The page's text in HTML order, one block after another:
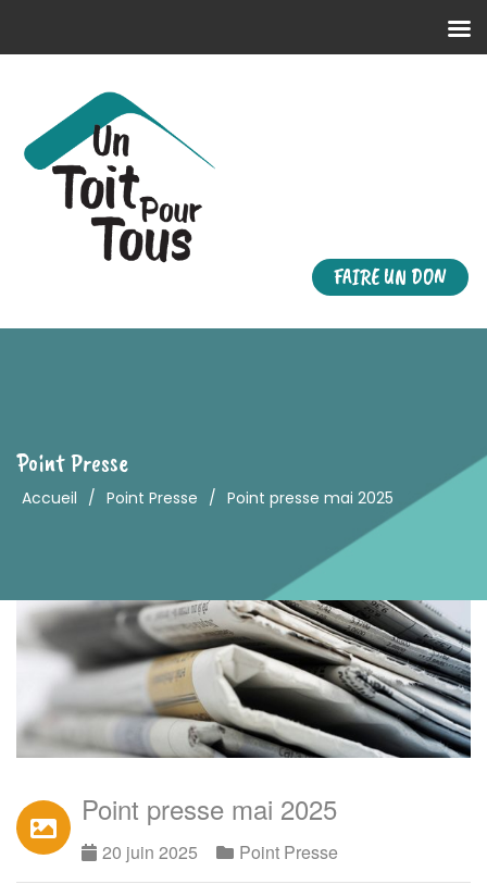
FAIRE UN DON
Point Presse
Accueil / Point Presse / Point presse mai 2025
Point presse mai 2025
20 juin 2025 Point Presse